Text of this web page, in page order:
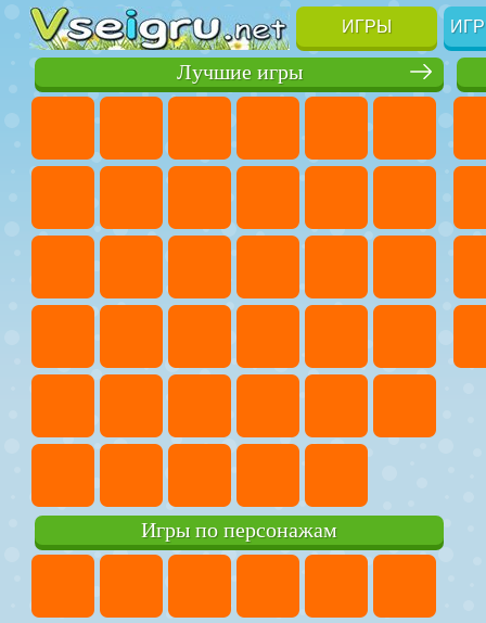
ИГРЫ
Лучшие игры
Игры по персонажам